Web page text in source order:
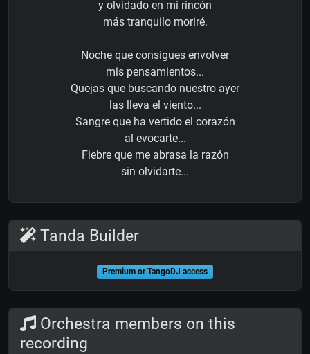
y olvidado en mi rincón
más tranquilo moriré.
Noche que consigues envolver
mis pensamientos...
Quejas que buscando nuestro ayer
las lleva el viento...
Sangre que ha vertido el corazón
al evocarte...
Fiebre que me abrasa la razón
sin olvidarte...
Tanda Builder
Premium or TangoDJ access
Orchestra members on this
recording